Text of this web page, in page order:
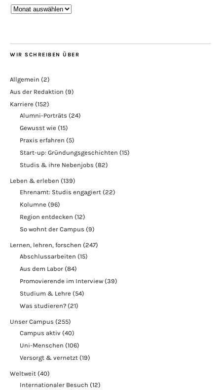
Blogarchiv
WIR SCHREIBEN ÜBER
Allgemein (2)
Aus der Redaktion (9)
Karriere (152)
Alumni-Porträts (24)
Gewusst wie (15)
Praxis erfahren (5)
Start-up: Gründungsgeschichten (15)
Studis & ihre Nebenjobs (82)
Leben & erleben (139)
Ehrenamt: Studis engagiert (22)
Kolumne (96)
Region entdecken (12)
So wohnt der Campus (9)
Lernen, lehren, forschen (247)
Abschlussarbeiten (15)
Aus dem Labor (84)
Promovierende im Interview (39)
Studium & Lehre (54)
Was studieren? (21)
Unser Campus (255)
Campus aktiv (40)
Uni-Menschen (106)
Versorgt & vernetzt (19)
Weltweit (40)
Internationaler Besuch (12)